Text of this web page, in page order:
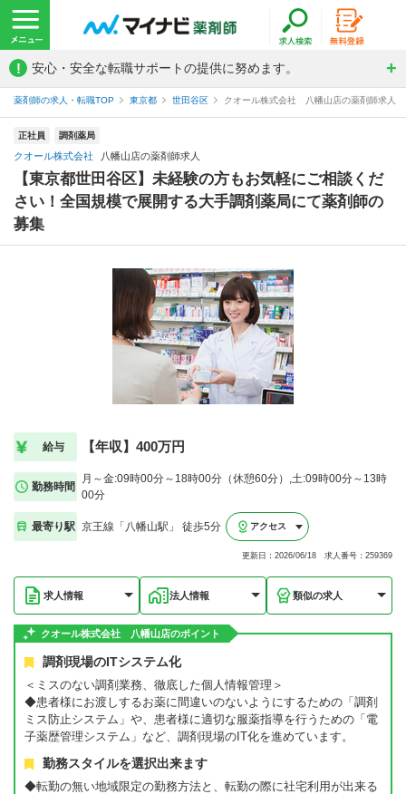
! 安心・安全な転職サポートの提供に努めます。
薬剤師の求人・転職TOP 東京都 世田谷区 クオール株式会社 八幡山店の薬剤師求人
正社員 調剤薬局
クオール株式会社 八幡山店の薬剤師求人
【東京都世田谷区】未経験の方もお気軽にご相談くだ
さい！全国規模で展開する大手調剤薬局にて薬剤師の
募集
給与 【年収】400万円
勤務時間
月～金:09時00分～18時00分（休憩60分）,土:09時00分～13時
00分
最寄り駅 京王線「八幡山駅」 徒歩5分 アクセス
更新日：2026/06/18 求人番号：259369
求人情報 法人情報 類似の求人
クオール株式会社 八幡山店のポイント
調剤現場のITシステム化
＜ミスのない調剤業務、徹底した個人情報管理＞
◆患者様にお渡しするお薬に間違いのないようにするための「調剤
ミス防止システム」や、患者様に適切な服薬指導を行うための「電
子薬歴管理システム」など、調剤現場のIT化を進めています。
勤務スタイルを選択出来ます
◆転勤の無い地域限定の勤務方法と、転勤の際に社宅利用が出来る